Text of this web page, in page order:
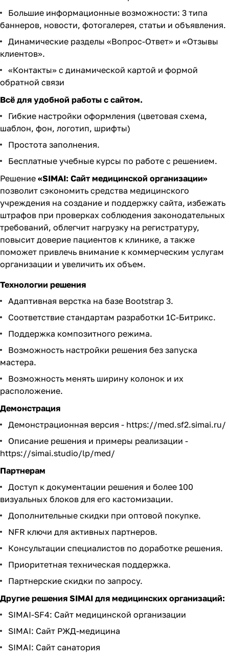
Большие информационные возможности: 3 типа
баннеров, новости, фотогалерея, статьи и объявления.
Динамические разделы «Вопрос-Ответ» и «Отзывы
клиентов».
«Контакты» с динамической картой и формой
обратной связи
Всё для удобной работы с сайтом.
Гибкие настройки оформления (цветовая схема,
шаблон, фон, логотип, шрифты)
Простота заполнения.
Бесплатные учебные курсы по работе с решением.
Решение «SIMAI: Сайт медицинской организации»
позволит сэкономить средства медицинского
учреждения на создание и поддержку сайта, избежать
штрафов при проверках соблюдения законодательных
требований, облегчит нагрузку на регистратуру,
повысит доверие пациентов к клинике, а также
поможет привлечь внимание к коммерческим услугам
организации и увеличить их объем.
Технологии решения
Адаптивная верстка на базе Bootstrap 3.
Соответствие стандартам разработки 1С-Битрикс.
Поддержка композитного режима.
Возможность настройки решения без запуска
мастера.
Возможность менять ширину колонок и их
расположение.
Демонстрация
Демонстрационная версия - https://med.sf2.simai.ru/
Описание решения и примеры реализации -
https://simai.studio/lp/med/
Партнерам
Доступ к документации решения и более 100
визуальных блоков для его кастомизации.
Дополнительные скидки при оптовой покупке.
NFR ключи для активных партнеров.
Консультации специалистов по доработке решения.
Приоритетная техническая поддержка.
Партнерские скидки по запросу.
Другие решения SIMAI для медицинских организаций:
SIMAI-SF4: Сайт медицинской организации
SIMAI: Сайт РЖД-медицина
SIMAI: Сайт санатория